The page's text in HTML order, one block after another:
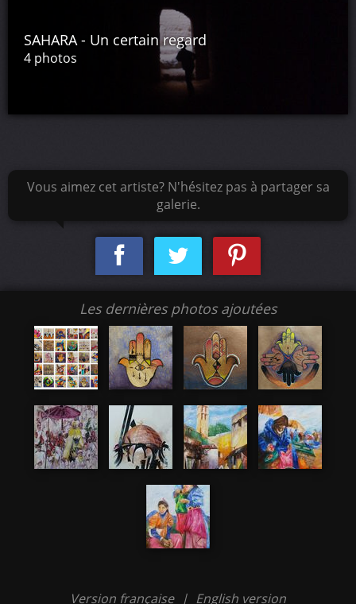
SAHARA - Un certain regard
4 photos
Vous aimez cet artiste? N'hésitez pas à partager sa
galerie.
Les dernières photos ajoutées
Version française | English version